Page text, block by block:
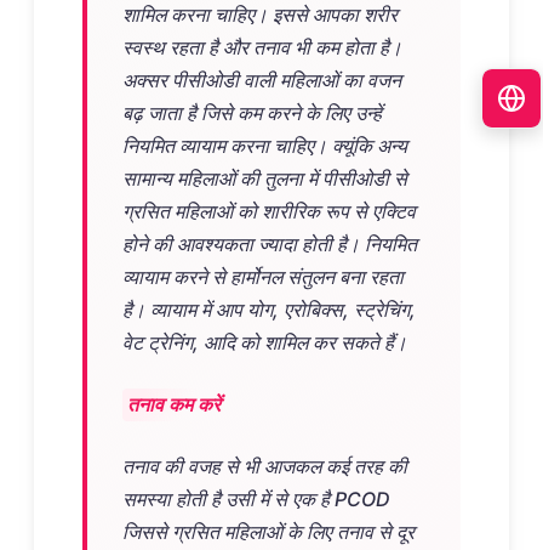
शामिल करना चाहिए। इससे आपका शरीर
स्वस्थ रहता है और तनाव भी कम होता है।
अक्सर पीसीओडी वाली महिलाओं का वजन
बढ़ जाता है जिसे कम करने के लिए उन्हें
नियमित व्यायाम करना चाहिए। क्यूंकि अन्य
सामान्य महिलाओं की तुलना में पीसीओडी से
ग्रसित महिलाओं को शारीरिक रूप से एक्टिव
होने की आवश्यकता ज्यादा होती है। नियमित
व्यायाम करने से हार्मोनल संतुलन बना रहता
है। व्यायाम में आप योग, एरोबिक्स, स्ट्रेचिंग,
वेट ट्रेनिंग, आदि को शामिल कर सकते हैं।
तनाव कम करें
तनाव की वजह से भी आजकल कई तरह की
समस्या होती है उसी में से एक है PCOD
जिससे ग्रसित महिलाओं के लिए तनाव से दूर